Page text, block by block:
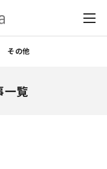
その他
一覧